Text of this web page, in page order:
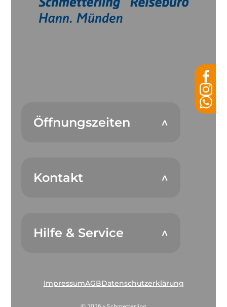
Öffnungszeiten
Kontakt
Hilfe & Service
ImpressumAGBDatenschutzerklärung